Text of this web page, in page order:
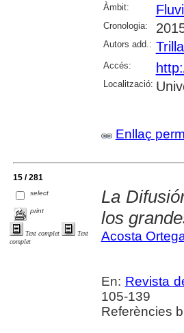
Àmbit:
Cronologia:
Autors add.:
Accés:
Localització:
Enllaç
15 / 281
select
print
Text complet
Text
complet
La
los
Acosta
En: Revista
105-139
Referències